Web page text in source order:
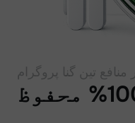
تین گنا پروگرام
آپ کی تجارت 100% محفوظ